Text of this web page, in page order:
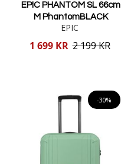
EPIC PHANTOM SL 66cm
M PhantomBLACK
EPIC
Reducerat
1 699 KR 2 199 KR
-30%